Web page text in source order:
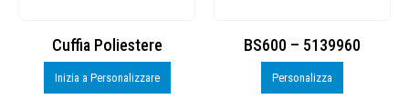
Cuffia Poliestere
Inizia a Personalizzare
BS600 – 5139960
Personalizza